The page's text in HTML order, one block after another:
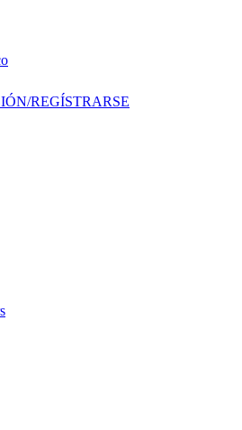
REGÍSTRARSE